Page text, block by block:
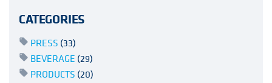
CATEGORIES
PRESS (33)
BEVERAGE (29)
PRODUCTS (20)